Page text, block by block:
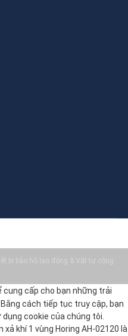
bị bảo hộ lao động & Vật tư công
cung cấp cho bạn những trải
cách tiếp tục truy cập, bạn
cookie của chúng tôi.
khí 1 vùng Horing AH-02120 là